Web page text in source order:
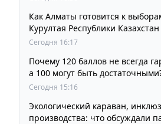
Как Алматы готовится к
Курултая Республики Казахстан
Сегодня 16:17
Почему 120 баллов не всегда
а 100 могут быть
Сегодня 15:16
Экологический караван,
производства: что обсуждали